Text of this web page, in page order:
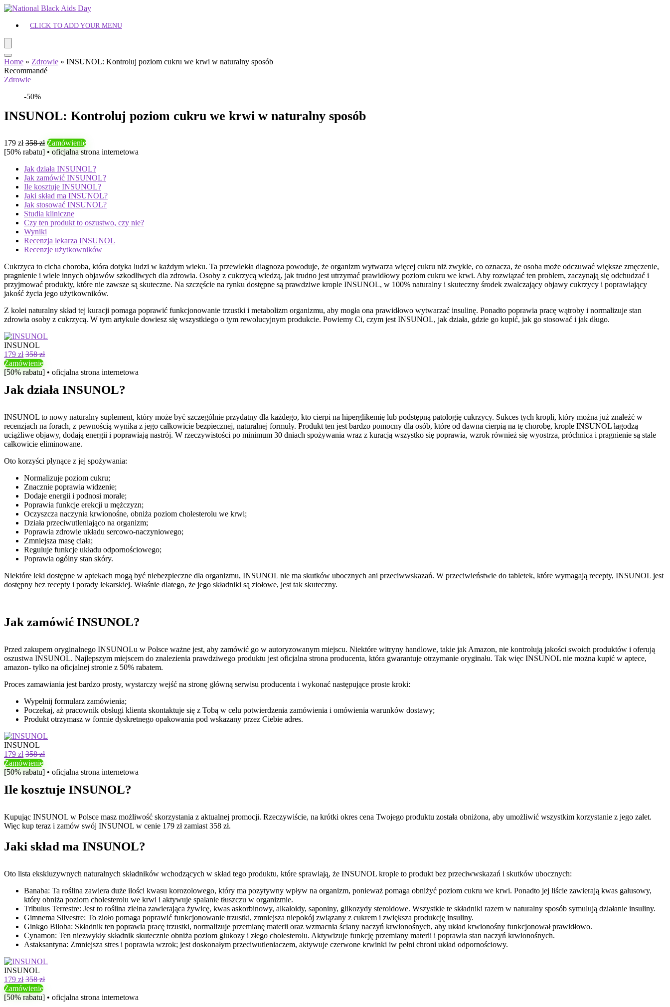
CLICK TO ADD YOUR MENU
Home » Zdrowie » INSUNOL: Kontroluj poziom cukru we krwi w naturalny sposób
Recommandé
Zdrowie
-50%
INSUNOL: Kontroluj poziom cukru we krwi w naturalny sposób
179 zł 358 zł Zamówienie
[50% rabatu] • oficjalna strona internetowa
Jak działa INSUNOL?
Jak zamówić INSUNOL?
Ile kosztuje INSUNOL?
Jaki skład ma INSUNOL?
Jak stosować INSUNOL?
Studia kliniczne
Czy ten produkt to oszustwo, czy nie?
Wyniki
Recenzja lekarza INSUNOL
Recenzje użytkowników
Cukrzyca to cicha choroba, która dotyka ludzi w każdym wieku. Ta przewlekła diagnoza powoduje, że organizm wytwarza więcej cukru niż zwykle, co oznacza, że ​​osoba może odczuwać większe zmęczenie,
pragnienie i wiele innych objawów szkodliwych dla zdrowia. Osoby z cukrzycą wiedzą, jak trudno jest utrzymać prawidłowy poziom cukru we krwi. Aby rozwiązać ten problem, zaczynają się odchudzać i
przyjmować produkty, które nie zawsze są skuteczne. Na szczęście na rynku dostępne są prawdziwe krople INSUNOL, w 100% naturalny i skuteczny środek zwalczający objawy cukrzycy i poprawiający
jakość życia jego użytkowników.
Z kolei naturalny skład tej kuracji pomaga poprawić funkcjonowanie trzustki i metabolizm organizmu, aby mogła ona prawidłowo wytwarzać insulinę. Ponadto poprawia pracę wątroby i normalizuje stan
zdrowia osoby z cukrzycą. W tym artykule dowiesz się wszystkiego o tym rewolucyjnym produkcie. Powiemy Ci, czym jest INSUNOL, jak działa, gdzie go kupić, jak go stosować i jak długo.
INSUNOL
179 zł 358 zł
Zamówienie
[50% rabatu] • oficjalna strona internetowa
Jak działa INSUNOL?
INSUNOL to nowy naturalny suplement, który może być szczególnie przydatny dla każdego, kto cierpi na hiperglikemię lub podstępną patologię cukrzycy. Sukces tych kropli, który można już znaleźć w
recenzjach na forach, z pewnością wynika z jego całkowicie bezpiecznej, naturalnej formuły. Produkt ten jest bardzo pomocny dla osób, które od dawna cierpią na tę chorobę, krople INSUNOL łagodzą
uciążliwe objawy, dodają energii i poprawiają nastrój. W rzeczywistości po minimum 30 dniach spożywania wraz z kuracją wszystko się poprawia, wzrok również się wyostrza, próchnica i pragnienie są stale
całkowicie eliminowane.
Oto korzyści płynące z jej spożywania:
Normalizuje poziom cukru;
Znacznie poprawia widzenie;
Dodaje energii i podnosi morale;
Poprawia funkcje erekcji u mężczyzn;
Oczyszcza naczynia krwionośne, obniża poziom cholesterolu we krwi;
Działa przeciwutleniająco na organizm;
Poprawia zdrowie układu sercowo-naczyniowego;
Zmniejsza masę ciała;
Reguluje funkcje układu odpornościowego;
Poprawia ogólny stan skóry.
Niektóre leki dostępne w aptekach mogą być niebezpieczne dla organizmu, INSUNOL nie ma skutków ubocznych ani przeciwwskazań. W przeciwieństwie do tabletek, które wymagają recepty, INSUNOL jest
dostępny bez recepty i porady lekarskiej. Właśnie dlatego, że jego składniki są ziołowe, jest tak skuteczny.
Jak zamówić INSUNOL?
Przed zakupem oryginalnego INSUNOLu w Polsce ważne jest, aby zamówić go w autoryzowanym miejscu. Niektóre witryny handlowe, takie jak Amazon, nie kontrolują jakości swoich produktów i oferują
oszustwa INSUNOL. Najlepszym miejscem do znalezienia prawdziwego produktu jest oficjalna strona producenta, która gwarantuje otrzymanie oryginału. Tak więc INSUNOL nie można kupić w aptece,
amazon- tylko na oficjalnej stronie z 50% rabatem.
Proces zamawiania jest bardzo prosty, wystarczy wejść na stronę główną serwisu producenta i wykonać następujące proste kroki:
Wypełnij formularz zamówienia;
Poczekaj, aż pracownik obsługi klienta skontaktuje się z Tobą w celu potwierdzenia zamówienia i omówienia warunków dostawy;
Produkt otrzymasz w formie dyskretnego opakowania pod wskazany przez Ciebie adres.
INSUNOL
179 zł 358 zł
Zamówienie
[50% rabatu] • oficjalna strona internetowa
Ile kosztuje INSUNOL?
Kupując INSUNOL w Polsce masz możliwość skorzystania z aktualnej promocji. Rzeczywiście, na krótki okres cena Twojego produktu została obniżona, aby umożliwić wszystkim korzystanie z jego zalet.
Więc kup teraz i zamów swój INSUNOL w cenie 179 zł zamiast 358 zł.
Jaki skład ma INSUNOL?
Oto lista ekskluzywnych naturalnych składników wchodzących w skład tego produktu, które sprawiają, że INSUNOL krople to produkt bez przeciwwskazań i skutków ubocznych:
Banaba: Ta roślina zawiera duże ilości kwasu korozolowego, który ma pozytywny wpływ na organizm, ponieważ pomaga obniżyć poziom cukru we krwi. Ponadto jej liście zawierają kwas galusowy,
który obniża poziom cholesterolu we krwi i aktywuje spalanie tłuszczu w organizmie.
Tribulus Terrestre: Jest to roślina zielna zawierająca żywicę, kwas askorbinowy, alkaloidy, saponiny, glikozydy steroidowe. Wszystkie te składniki razem w naturalny sposób symulują działanie insuliny.
Gimnema Silvestre: To zioło pomaga poprawić funkcjonowanie trzustki, zmniejsza niepokój związany z cukrem i zwiększa produkcję insuliny.
Ginkgo Biloba: Składnik ten poprawia pracę trzustki, normalizuje przemianę materii oraz wzmacnia ściany naczyń krwionośnych, aby układ krwionośny funkcjonował prawidłowo.
Cynamon: Ten niezwykły składnik skutecznie obniża poziom glukozy i złego cholesterolu. Aktywizuje funkcję przemiany materii i poprawia stan naczyń krwionośnych.
Astaksantyna: Zmniejsza stres i poprawia wzrok; jest doskonałym przeciwutleniaczem, aktywuje czerwone krwinki iw pełni chroni układ odpornościowy.
INSUNOL
179 zł 358 zł
Zamówienie
[50% rabatu] • oficjalna strona internetowa